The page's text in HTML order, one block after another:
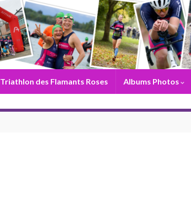
Triathlon des Flamants Roses Albums Photos